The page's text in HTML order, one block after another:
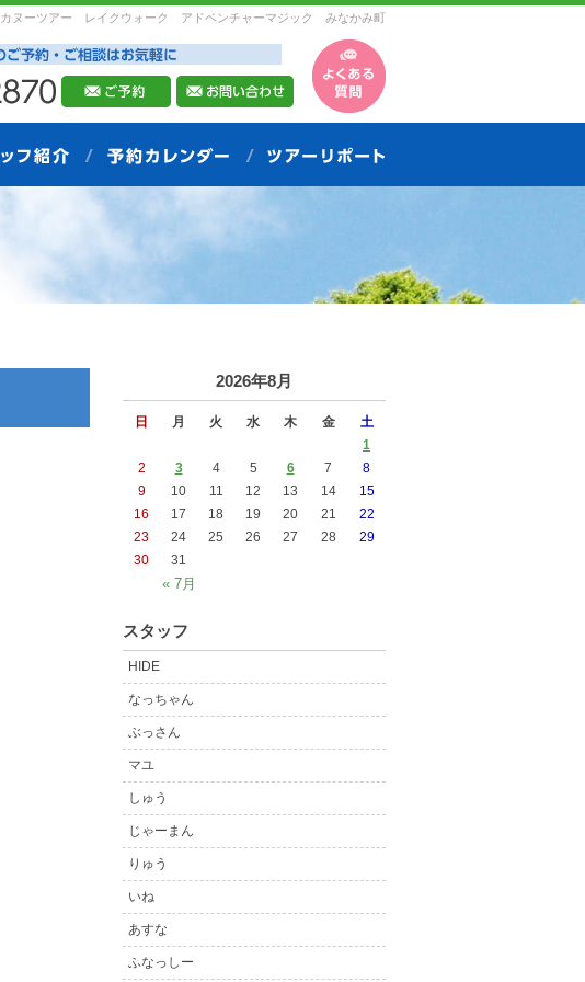
ーツアー レイクウォーク アドベンチャーマジック みなかみ町
2026年8月
日 月 火 水 木 金 土
« 7月
1
2
3 4 5 6 7
8
9
10 11 12 13 14
15
16
17 18 19 20 21
22
23
24 25 26 27 28
29
30
31
スタッフ
HIDE
なっちゃん
ぶっさん
マユ
しゅう
じゃーまん
りゅう
いね
あすな
ふなっしー